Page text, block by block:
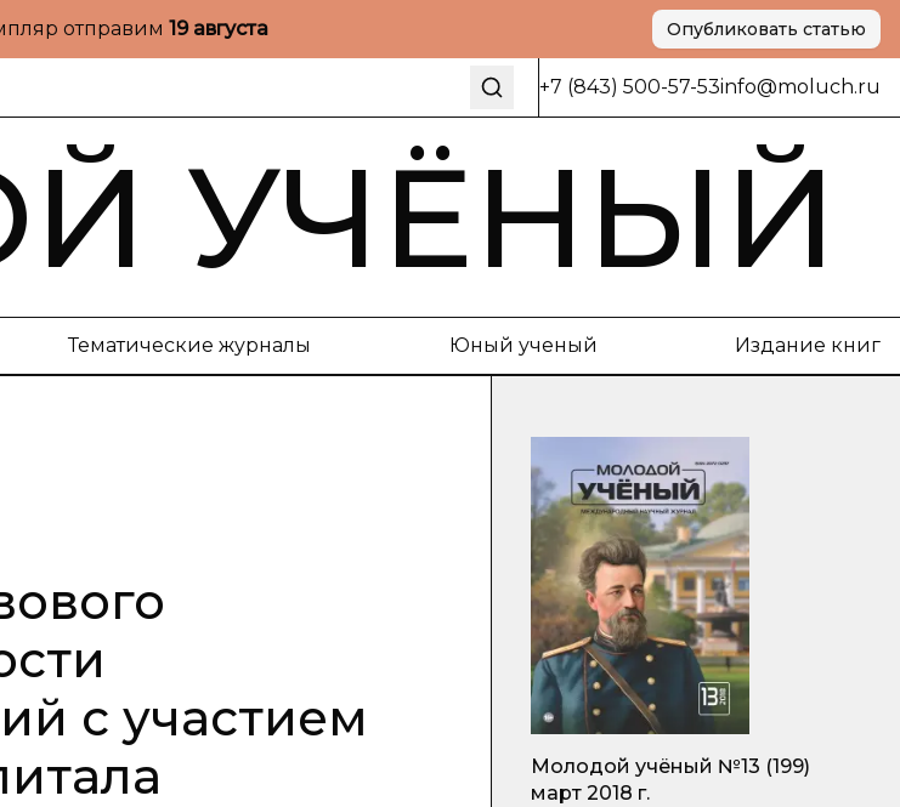
отправим 19 августа Опубликовать статью
+7 (843) 500-57-53info@moluch.ru
УЧЁНЫЙ
Тематические журналы Юный ученый Издание книг
с участием
Молодой учёный №13 (199)
март 2018 г.